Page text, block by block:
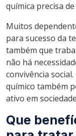
química precisa
Muitos
para sucesso da
também que
não há
convivência
químico também
ativo em
Que